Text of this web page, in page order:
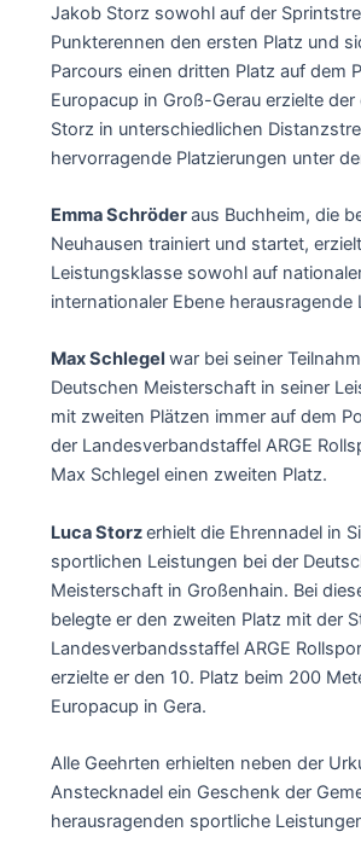
Jakob Storz sowohl auf der
Punkterennen den ersten Platz und
Parcours einen dritten Platz auf dem
Europacup in Groß-Gerau erzielte
Storz in unterschiedlichen
hervorragende Platzierungen unter
Emma Schröderaus Buchheim, die
Neuhausen trainiert und startet,
Leistungsklasse sowohl auf
internationaler Ebene herausragende
Max Schlegel war bei seiner
Deutschen Meisterschaft in seiner
mit zweiten Plätzen immer auf dem
der Landesverbandstaffel ARGE
Max Schlegel einen zweiten Platz.
Luca Storzerhielt die Ehrennadel in
sportlichen Leistungen bei der
Meisterschaft in Großenhain. Bei
belegte er den zweiten Platz mit der
Landesverbandsstaffel ARGE
erzielte er den 10. Platz beim 200
Europacup in Gera.
Alle Geehrten erhielten neben der
Anstecknadel ein Geschenk der
herausragenden sportliche